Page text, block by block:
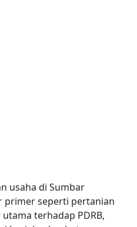
usaha di Sumbar
primer seperti pertanian
terhadap PDRB,